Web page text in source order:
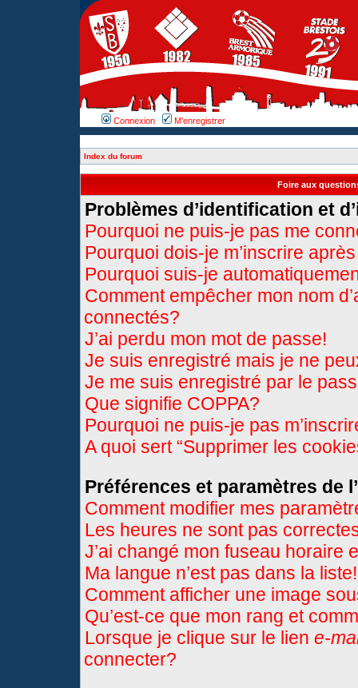
Connexion M’enregistrer
Index du forum
Foire aux
Problèmes d’identification et
Pourquoi ne puis-je pas me
Pourquoi dois-je m’inscrire
Pourquoi suis-je
Comment empêcher mon nom
connectés?
J’ai perdu mon mot de passe!
Je suis enregistré mais je ne
Je me suis enregistré par le
Que signifie COPPA?
Pourquoi ne puis-je pas
A quoi sert “Supprimer les
Préférences et paramètres de
Comment modifier mes
Les heures ne sont pas
J’ai changé mon fuseau horaire
Ma langue n’est pas dans la liste!
Comment afficher une image
Qu’est-ce que mon rang et
Lorsque je clique sur le lien e-
connecter?